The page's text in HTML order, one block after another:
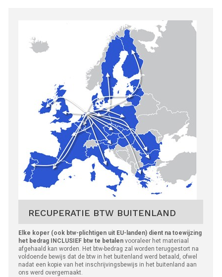
RECUPERATIE BTW BUITENLAND
Elke koper (ook btw-plichtigen uit EU-landen) dient na toewijzing
het bedrag INCLUSIEF btw te betalen vooraleer het materiaal
afgehaald kan worden. Het btw-bedrag zal worden teruggestort na
voldoende bewijs dat de btw in het buitenland werd betaald, ofwel
nadat een kopie van het inschrijvingsbewijs in het buitenland aan
ons werd overgemaakt.